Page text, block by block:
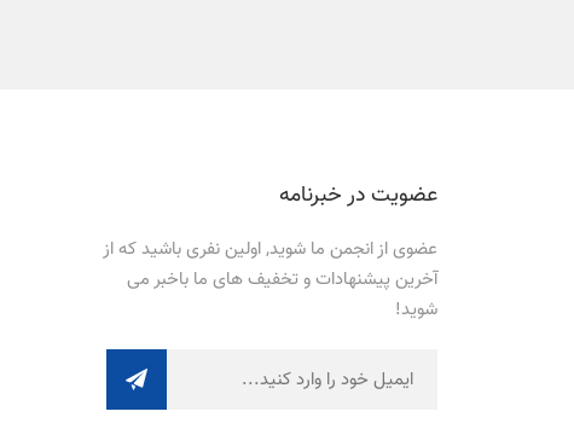
عضویت در خبرنامه
عضوی از انجمن ما شوید, اولین نفری باشید که از
آخرین پیشنهادات و تخفیف های ما باخبر می
شوید!